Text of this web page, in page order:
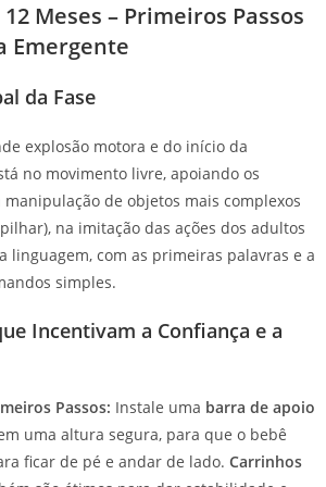
12 Meses – Primeiros Passos
Emergente
da Fase
explosão motora e do início da
no movimento livre, apoiando os
de objetos mais complexos
na imitação das ações dos adultos
linguagem, com as primeiras palavras e a
simples.
Incentivam a Confiança e a
Passos: Instale uma barra de apoio
uma altura segura, para que o bebê
ficar de pé e andar de lado. Carrinhos